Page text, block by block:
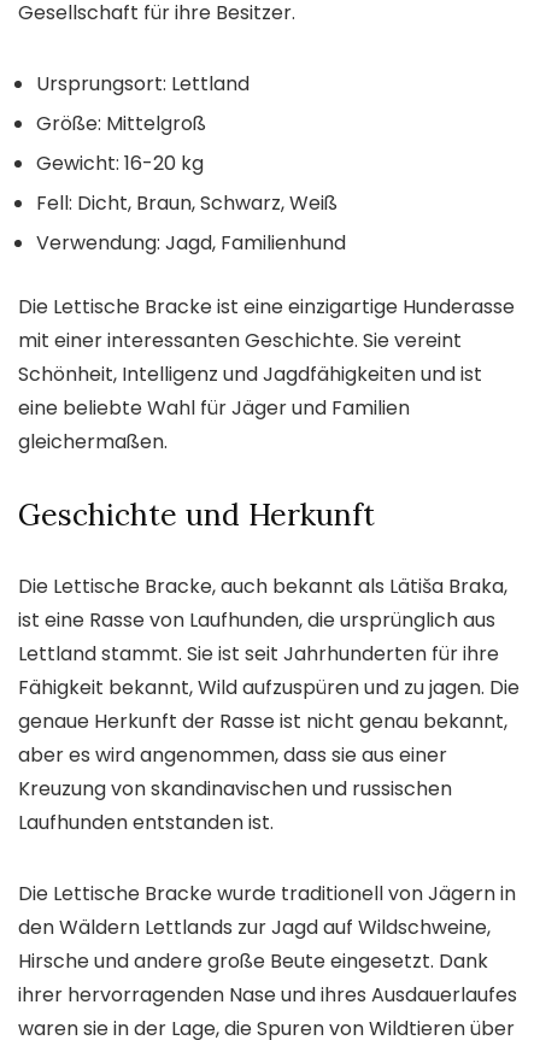
Gesellschaft für ihre Besitzer.
Ursprungsort: Lettland
Größe: Mittelgroß
Gewicht: 16-20 kg
Fell: Dicht, Braun, Schwarz, Weiß
Verwendung: Jagd, Familienhund
Die Lettische Bracke ist eine einzigartige Hunderasse
mit einer interessanten Geschichte. Sie vereint
Schönheit, Intelligenz und Jagdfähigkeiten und ist
eine beliebte Wahl für Jäger und Familien
gleichermaßen.
Geschichte und Herkunft
Die Lettische Bracke, auch bekannt als Lätiša Braka,
ist eine Rasse von Laufhunden, die ursprünglich aus
Lettland stammt. Sie ist seit Jahrhunderten für ihre
Fähigkeit bekannt, Wild aufzuspüren und zu jagen. Die
genaue Herkunft der Rasse ist nicht genau bekannt,
aber es wird angenommen, dass sie aus einer
Kreuzung von skandinavischen und russischen
Laufhunden entstanden ist.
Die Lettische Bracke wurde traditionell von Jägern in
den Wäldern Lettlands zur Jagd auf Wildschweine,
Hirsche und andere große Beute eingesetzt. Dank
ihrer hervorragenden Nase und ihres Ausdauerlaufes
waren sie in der Lage, die Spuren von Wildtieren über